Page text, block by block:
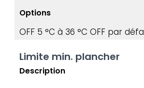
Options
OFF 5 °C à 36 °C OFF par
Limite min. plancher
Description